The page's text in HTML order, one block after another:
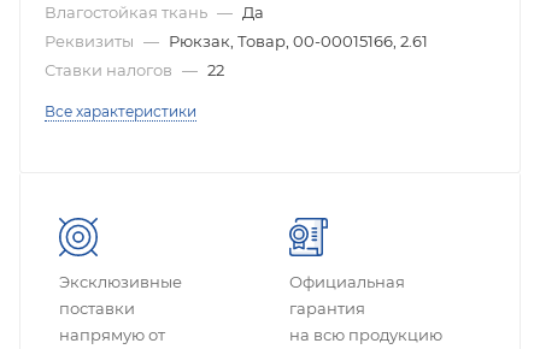
Влагостойкая ткань — Да
Реквизиты — Рюкзак, Товар, 00-00015166, 2.61
Ставки налогов — 22
Все характеристики
Эксклюзивные
поставки
напрямую от
Официальная
гарантия
на всю продукцию